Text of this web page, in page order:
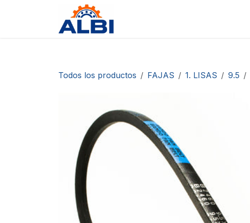
Todos los productos FAJAS 1. LISAS 9.5